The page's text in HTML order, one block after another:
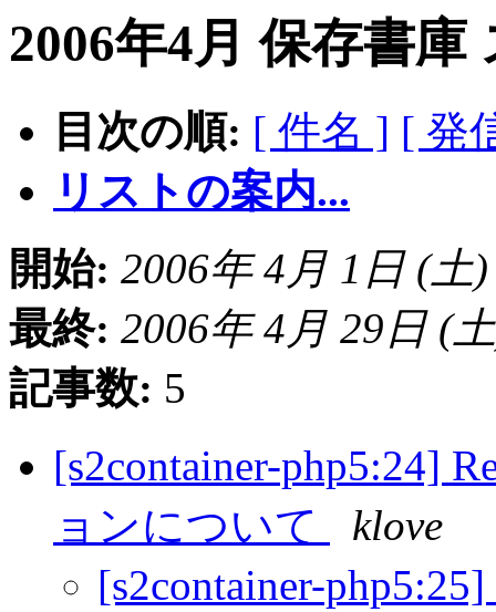
2006年4月 保存書庫
目次の順: [ 件名 ] [ 発
リストの案内...
開始: 2006年 4月 1日 (土
最終: 2006年 4月 29日 (
記事数: 5
[s2container-php5:24]
ョンについて
klove
[s2container-